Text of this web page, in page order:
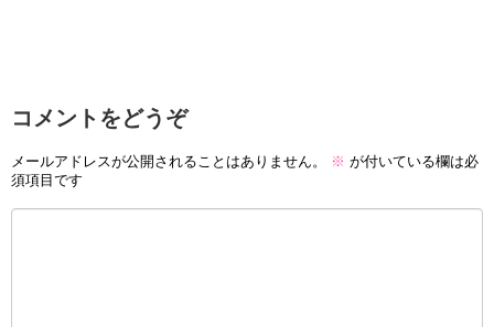
コメントをどうぞ
メールアドレスが公開されることはありません。 ※ が付いている欄は必
須項目です